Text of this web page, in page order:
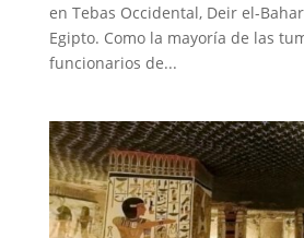
en Tebas Occidental, Deir el-
Egipto. Como la mayoría de las
funcionarios de...